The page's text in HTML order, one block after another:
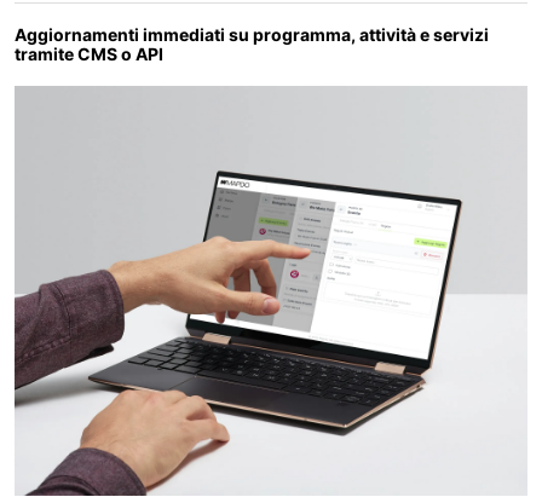
Aggiornamenti immediati su programma, attività e servizi
tramite CMS o API